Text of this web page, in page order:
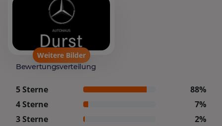
Weitere Bilder
Bewertungsverteilung
5 Sterne
88%
4 Sterne
7%
3 Sterne
2%